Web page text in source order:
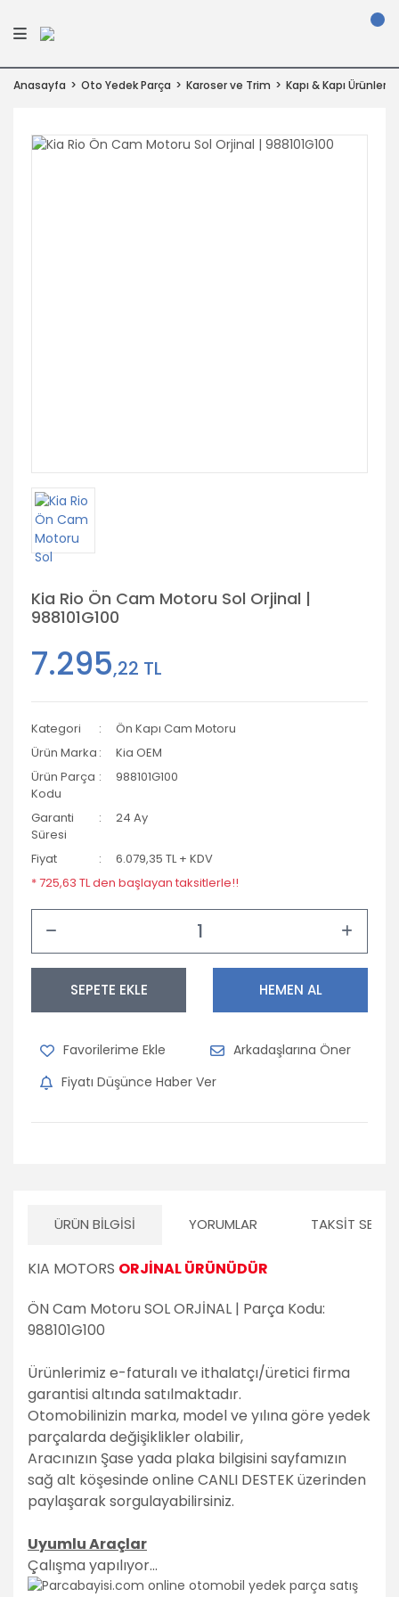
Anasayfa Oto Yedek Parça Karoser ve Trim Kapı & Kapı Ürünleri
Kia Rio Ön Cam Motoru Sol Orjinal |
988101G100
7.295,22 TL
Kategori
Ön Kapı Cam Motoru
Ürün Marka
Kia OEM
Ürün Parça
Kodu
988101G100
Garanti
Süresi
24 Ay
Fiyat
6.079,35 TL + KDV
* 725,63 TL den başlayan taksitlerle!!
SEPETE EKLE HEMEN AL
Arkadaşlarına Öner
Fiyatı Düşünce Haber Ver
ÜRÜN BILGISI YORUMLAR TAKSIT
KIA MOTORS ORJİNAL ÜRÜNÜDÜR
ÖN Cam Motoru SOL ORJİNAL | Parça Kodu:
988101G100
Ürünlerimiz e-faturalı ve ithalatçı/üretici firma
garantisi altında satılmaktadır.
Otomobilinizin marka, model ve yılına göre yedek
parçalarda değişiklikler olabilir,
Aracınızın Şase yada plaka bilgisini sayfamızın
sağ alt köşesinde online CANLI DESTEK üzerinden
paylaşarak sorgulayabilirsiniz.
Uyumlu Araçlar
Çalışma yapılıyor...